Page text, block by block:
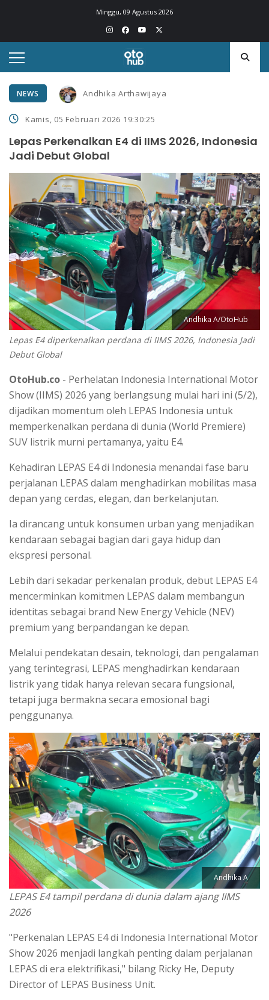
Minggu, 09 Agustus 2026
NEWS Andhika Arthawijaya
Kamis, 05 Februari 2026 19:30:25
Lepas Perkenalkan E4 di IIMS 2026, Indonesia
Jadi Debut Global
Andhika A/OtoHub
Lepas E4 diperkenalkan perdana di IIMS 2026, Indonesia Jadi
Debut Global
OtoHub.co - Perhelatan Indonesia International Motor
Show (IIMS) 2026 yang berlangsung mulai hari ini (5/2),
dijadikan momentum oleh LEPAS Indonesia untuk
memperkenalkan perdana di dunia (World Premiere)
SUV listrik murni pertamanya, yaitu E4.
Kehadiran LEPAS E4 di Indonesia menandai fase baru
perjalanan LEPAS dalam menghadirkan mobilitas masa
depan yang cerdas, elegan, dan berkelanjutan.
Ia dirancang untuk konsumen urban yang menjadikan
kendaraan sebagai bagian dari gaya hidup dan
ekspresi personal.
Lebih dari sekadar perkenalan produk, debut LEPAS E4
mencerminkan komitmen LEPAS dalam membangun
identitas sebagai brand New Energy Vehicle (NEV)
premium yang berpandangan ke depan.
Melalui pendekatan desain, teknologi, dan pengalaman
yang terintegrasi, LEPAS menghadirkan kendaraan
listrik yang tidak hanya relevan secara fungsional,
tetapi juga bermakna secara emosional bagi
penggunanya.
Andhika A
LEPAS E4 tampil perdana di dunia dalam ajang IIMS
2026
"Perkenalan LEPAS E4 di Indonesia International Motor
Show 2026 menjadi langkah penting dalam perjalanan
LEPAS di era elektrifikasi," bilang Ricky He, Deputy
Director of LEPAS Business Unit.